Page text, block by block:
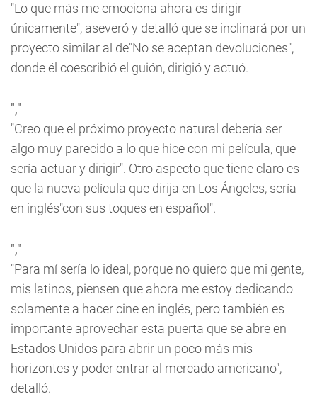
"Lo que más me emociona ahora es dirigir
únicamente", aseveró y detalló que se inclinará por un
proyecto similar al de"No se aceptan devoluciones",
donde él coescribió el guión, dirigió y actuó.
","
"Creo que el próximo proyecto natural debería ser
algo muy parecido a lo que hice con mi película, que
sería actuar y dirigir". Otro aspecto que tiene claro es
que la nueva película que dirija en Los Ángeles, sería
en inglés"con sus toques en español".
","
"Para mí sería lo ideal, porque no quiero que mi gente,
mis latinos, piensen que ahora me estoy dedicando
solamente a hacer cine en inglés, pero también es
importante aprovechar esta puerta que se abre en
Estados Unidos para abrir un poco más mis
horizontes y poder entrar al mercado americano",
detalló.